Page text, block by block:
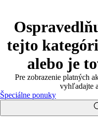
tejto
alebo je
Pre zobrazenie platných
vyhľadajte
Špeciálne ponuky